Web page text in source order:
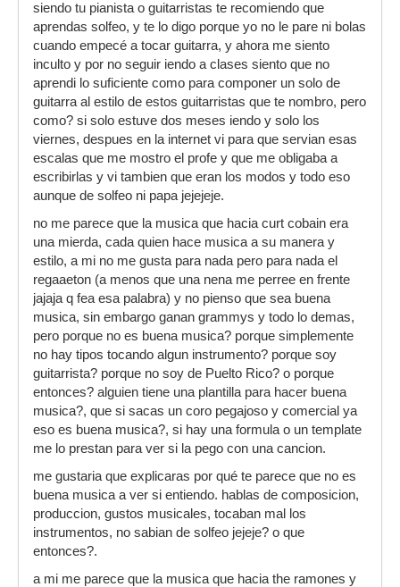
siendo tu pianista o guitarristas te recomiendo que
aprendas solfeo, y te lo digo porque yo no le pare ni bolas
cuando empecé a tocar guitarra, y ahora me siento
inculto y por no seguir iendo a clases siento que no
aprendi lo suficiente como para componer un solo de
guitarra al estilo de estos guitarristas que te nombro, pero
como? si solo estuve dos meses iendo y solo los
viernes, despues en la internet vi para que servian esas
escalas que me mostro el profe y que me obligaba a
escribirlas y vi tambien que eran los modos y todo eso
aunque de solfeo ni papa jejejeje.
no me parece que la musica que hacia curt cobain era
una mierda, cada quien hace musica a su manera y
estilo, a mi no me gusta para nada pero para nada el
regaaeton (a menos que una nena me perree en frente
jajaja q fea esa palabra) y no pienso que sea buena
musica, sin embargo ganan grammys y todo lo demas,
pero porque no es buena musica? porque simplemente
no hay tipos tocando algun instrumento? porque soy
guitarrista? porque no soy de Puelto Rico? o porque
entonces? alguien tiene una plantilla para hacer buena
musica?, que si sacas un coro pegajoso y comercial ya
eso es buena musica?, si hay una formula o un template
me lo prestan para ver si la pego con una cancion.
me gustaria que explicaras por qué te parece que no es
buena musica a ver si entiendo. hablas de composicion,
produccion, gustos musicales, tocaban mal los
instrumentos, no sabian de solfeo jejeje? o que
entonces?.
a mi me parece que la musica que hacia the ramones y